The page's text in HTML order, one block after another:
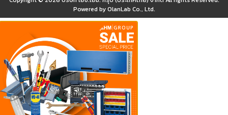
Powered byOlanLab Co., Ltd.